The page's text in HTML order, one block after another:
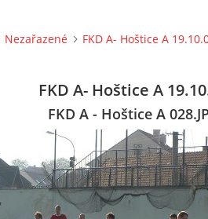
Nezařazené FKD A- Hoštice A
FKD A- Hoštice A
FKD A - Hoštice A